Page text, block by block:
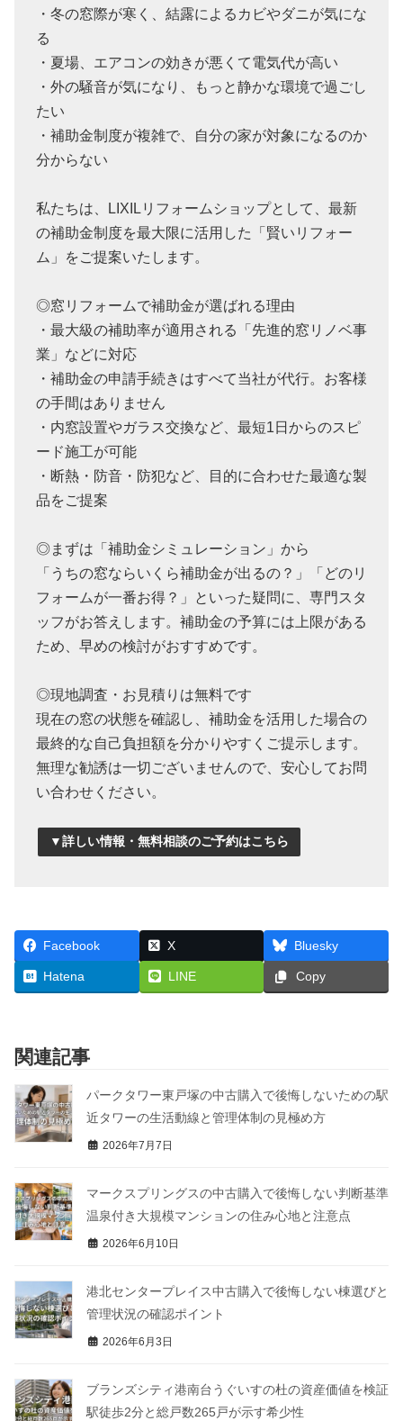
・冬の窓際が寒く、結露によるカビやダニが気にな
る
・夏場、エアコンの効きが悪くて電気代が高い
・外の騒音が気になり、もっと静かな環境で過ごし
たい
・補助金制度が複雑で、自分の家が対象になるのか
分からない
私たちは、LIXILリフォームショップとして、最新
の補助金制度を最大限に活用した「賢いリフォー
ム」をご提案いたします。
◎窓リフォームで補助金が選ばれる理由
・最大級の補助率が適用される「先進的窓リノベ事
業」などに対応
・補助金の申請手続きはすべて当社が代行。お客様
の手間はありません
・内窓設置やガラス交換など、最短1日からのスピ
ード施工が可能
・断熱・防音・防犯など、目的に合わせた最適な製
品をご提案
◎まずは「補助金シミュレーション」から
「うちの窓ならいくら補助金が出るの？」「どのリ
フォームが一番お得？」といった疑問に、専門スタ
ッフがお答えします。補助金の予算には上限がある
ため、早めの検討がおすすめです。
◎現地調査・お見積りは無料です
現在の窓の状態を確認し、補助金を活用した場合の
最終的な自己負担額を分かりやすくご提示します。
無理な勧誘は一切ございませんので、安心してお問
い合わせください。
▼詳しい情報・無料相談のご予約はこちら
Facebook X Bluesky
Hatena LINE Copy
関連記事
パークタワー東戸塚の中古購入で後悔しないための駅
近タワーの生活動線と管理体制の見極め方
2026年7月7日
マークスプリングスの中古購入で後悔しない判断基準
温泉付き大規模マンションの住み心地と注意点
2026年6月10日
港北センタープレイス中古購入で後悔しない棟選びと
管理状況の確認ポイント
2026年6月3日
ブランズシティ港南台うぐいすの杜の資産価値を検証
駅徒歩2分と総戸数265戸が示す希少性